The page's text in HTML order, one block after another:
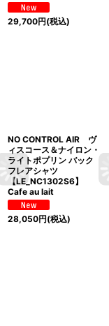
29,700円(税込)
NO CONTROL AIR ヴ
ィスコース＆ナイロン・
ライトポプリン バック
フレアシャツ
【LE_NC1302S6】
Cafe au lait
28,050円(税込)